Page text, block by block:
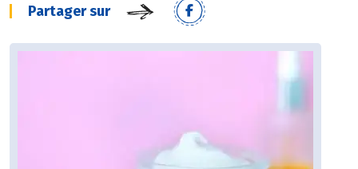
Partager sur